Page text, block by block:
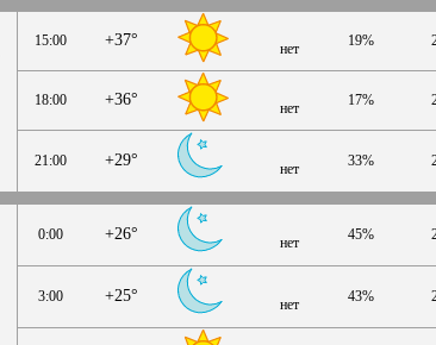
15:00 +37° нет 19%
18:00 +36° нет 17%
21:00 +29° нет 33%
0:00 +26° нет 45%
3:00 +25° нет 43%